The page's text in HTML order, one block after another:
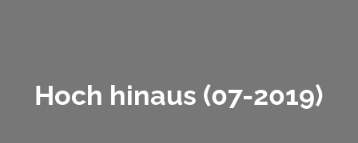
Hoch hinaus (07-2019)